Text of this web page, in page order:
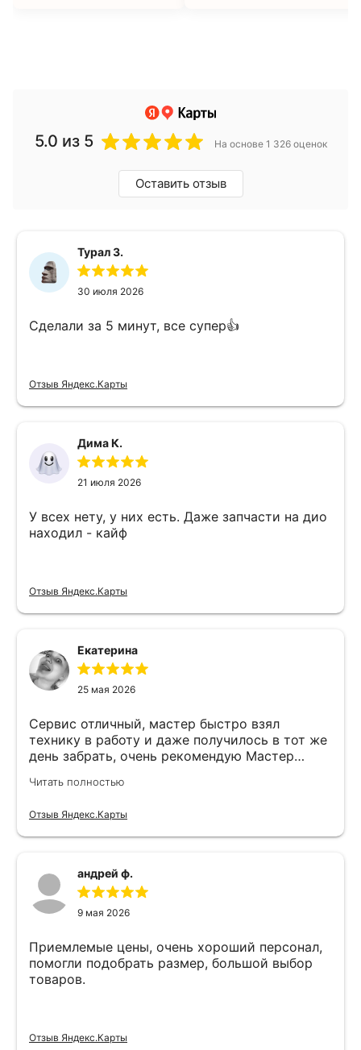
5.0 из 5 На основе 1 326 оценок
Оставить отзыв
Турал З.
30 июля 2026
Сделали за 5 минут, все супер👍
Отзыв Яндекс.Карты
Дима К.
21 июля 2026
У всех нету, у них есть. Даже запчасти на дио
находил - кайф
Отзыв Яндекс.Карты
Екатерина
25 мая 2026
Сервис отличный, мастер быстро взял
технику в работу и даже получилось в тот же
день забрать, очень рекомендую Мастер
Читать полностью
Отзыв Яндекс.Карты
андрей ф.
9 мая 2026
Приемлемые цены, очень хороший персонал,
помогли подобрать размер, большой выбор
товаров.
Отзыв Яндекс.Карты